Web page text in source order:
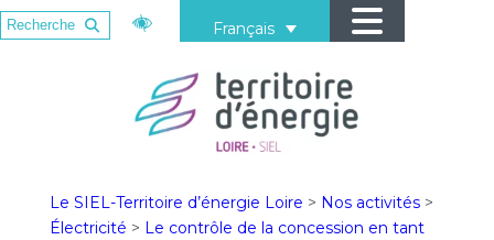
Français
Le SIEL-Territoire d’énergie Loire > Nos activités>
Électricité > Le contrôle de la concession en tant